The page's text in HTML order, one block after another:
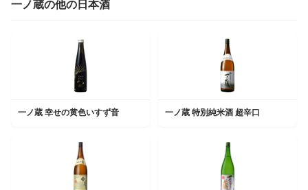
一ノ蔵の他の日本酒
一ノ蔵 幸せの黄色いすず音 一ノ蔵 特別純米酒 超辛口